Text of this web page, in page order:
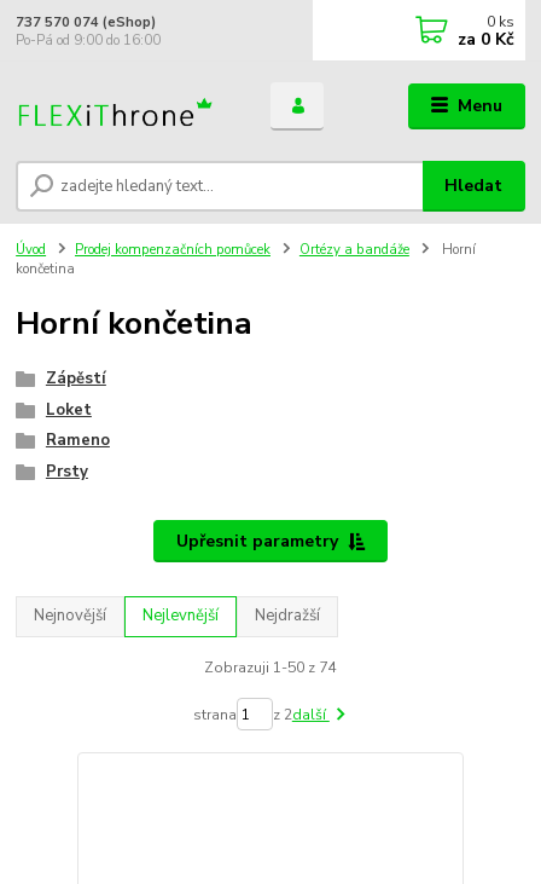
Menu
Hledat
737 570 074 (eShop)
Po-Pá od 9:00 do 16:00
0 ks
za 0 Kč
Úvod Prodej kompenzačních pomůcek Ortézy a bandáže
Horní
končetina
Horní končetina
Zápěstí
Loket
Rameno
Prsty
Upřesnit parametry
Nejnovější Nejlevnější Nejdražší
Zobrazuji 1-50 z 74
strana z 2další